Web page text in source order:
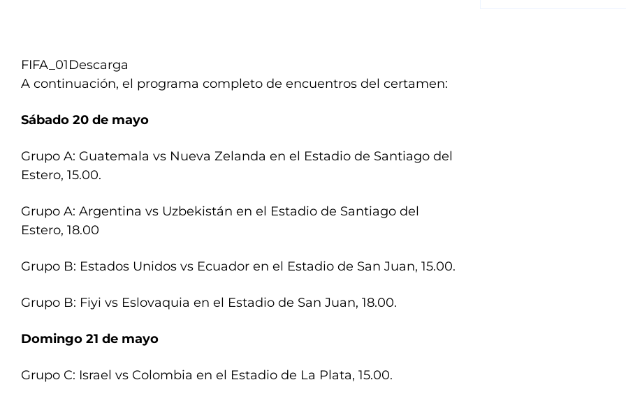
FIFA_01Descarga
A continuación, el programa completo de encuentros del certamen:
Sábado 20 de mayo
Grupo A: Guatemala vs Nueva Zelanda en el Estadio de Santiago del
Estero, 15.00.
Grupo A: Argentina vs Uzbekistán en el Estadio de Santiago del
Estero, 18.00
Grupo B: Estados Unidos vs Ecuador en el Estadio de San Juan, 15.00.
Grupo B: Fiyi vs Eslovaquia en el Estadio de San Juan, 18.00.
Domingo 21 de mayo
Grupo C: Israel vs Colombia en el Estadio de La Plata, 15.00.